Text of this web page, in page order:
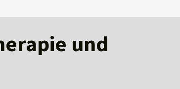
und